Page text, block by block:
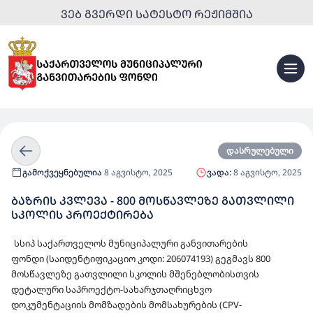
ᲕᲔᲑ ᲒᲕᲔᲠᲓᲘ ᲡᲐᲢᲔᲡᲢᲝ ᲠᲔᲟᲘᲛᲨᲘᲐ
დასრულებული
გამოქვეყნებულია 8 აგვისტო, 2025 ვადა:8 აგვისტო, 2025
ᲑᲐᲖᲠᲘᲡ ᲙᲕᲚᲔᲕᲐ - 800 ᲛᲝᲡᲬᲐᲕᲚᲔᲖᲔ ᲒᲐᲗᲕᲚᲘᲚᲘ
ᲡᲙᲝᲚᲘᲡ ᲞᲠᲝᲔᲥᲢᲘᲠᲔᲑᲐ
სსიპ საქართველოს მუნიციპალური განვითარების
ფონდი(საიდენტიფიკაციო კოდი:206074193)გეგმავს 800
მოსწავლეზე გათვლილი სკოლის მშენებლობისთვის
დეტალური საპროექტო-სახარჯთაღრიცხვო
დოკუმენტაციის მომზადების მომსახურების (CPV-